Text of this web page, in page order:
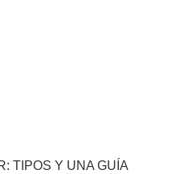
TIPOS Y UNA GUÍA